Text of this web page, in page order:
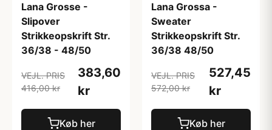
Lana Grosse -
Slipover
Strikkeopskrift Str.
36/38 - 48/50
VEJL. PRIS
416,00 kr
383,60
kr
Køb her
Lana Grossa -
Sweater
Strikkeopskrift Str.
36/38 48/50
VEJL. PRIS
572,00 kr
527,45
kr
Køb her